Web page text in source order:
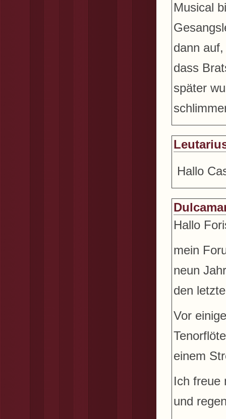
Musical
dann
dass
später
Hallo
Hallo
mein
neun
den
Vor
einem
Ich freue
und